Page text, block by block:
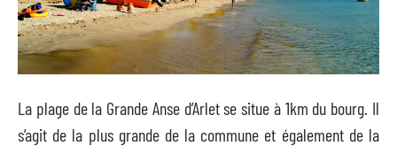
La plage de la Grande Anse d’Arlet se situe à 1km du bourg. Il
s’agit de la plus grande de la commune et également de la